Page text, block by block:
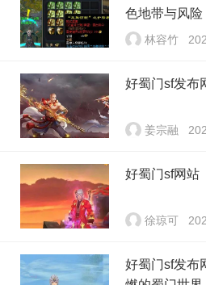
色地带与风险
林容竹
好蜀门sf发布
姜宗融
好蜀门sf网站
徐琼可
好蜀门sf发布